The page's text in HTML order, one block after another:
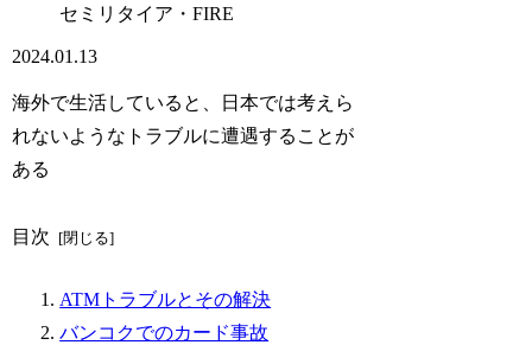
セミリタイア・FIRE
2024.01.13
海外で生活していると、日本では考えら
れないようなトラブルに遭遇することが
ある
目次
ATMトラブルとその解決
バンコクでのカード事故